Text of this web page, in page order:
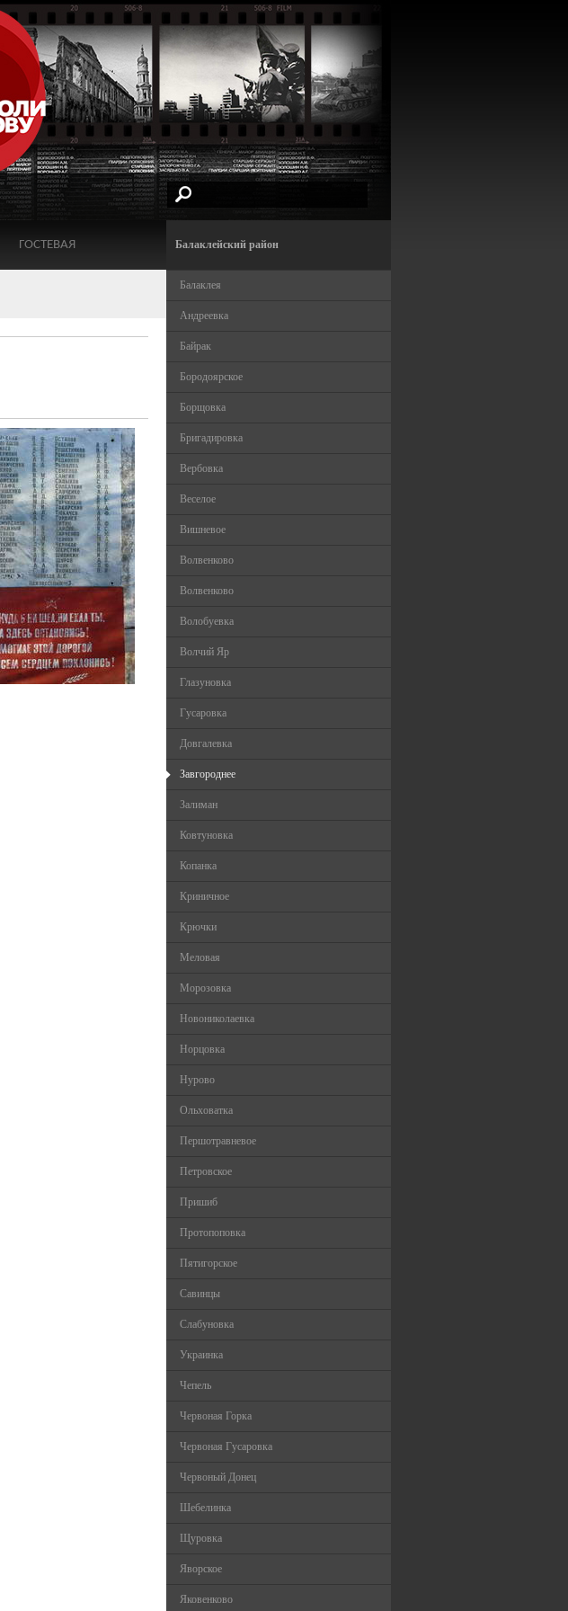
ГОСТЕВАЯ Балаклейский район
Балаклея
Андреевка
Байрак
Бородоярское
Борщовка
Бригадировка
Вербовка
Веселое
Вишневое
Волвенково
Волвенково
Волобуевка
Волчий Яр
Глазуновка
Гусаровка
Довгалевка
Завгороднее
Залиман
Ковтуновка
Копанка
Криничное
Крючки
Меловая
Морозовка
Новониколаевка
Норцовка
Нурово
Ольховатка
Першотравневое
Петровское
Пришиб
Протопоповка
Пятигорское
Савинцы
Слабуновка
Украинка
Чепель
Червоная Горка
Червоная Гусаровка
Червоный Донец
Шебелинка
Щуровка
Яворское
Яковенково